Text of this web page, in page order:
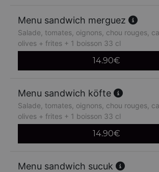
Menu sandwich merguez
Salade, tomates, oignons, chou rouges,
olives + frites + 1 boisson 33 cl
14.90€
Menu sandwich köfte
Salade, tomates, oignons, chou rouges,
olives + frites + 1 boisson 33 cl
14.90€
Menu sandwich sucuk